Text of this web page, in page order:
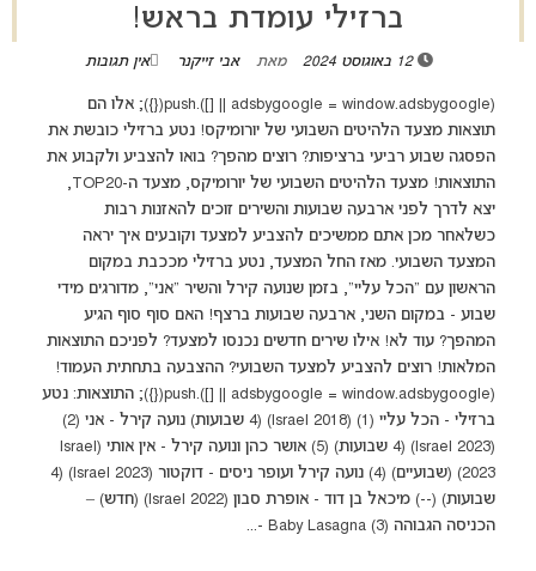
ברזילי עומדת בראש!
12 באוגוסט 2024 מאת אבי זייקנר אין תגובות
(adsbygoogle = window.adsbygoogle || []).push({}); אלו הם
תוצאות מצעד הלהיטים השבועי של יורומיקס! נטע ברזילי כובשת את
הפסגה שבוע רביעי ברציפות? רוצים מהפך? בואו להצביע ולקבוע את
התוצאות! מצעד הלהיטים השבועי של יורומיקס, מצעד ה-TOP20,
יצא לדרך לפני ארבעה שבועות והשירים זוכים להאזנות רבות
כשלאחר מכן אתם ממשיכים להצביע למצעד וקובעים איך יראה
המצעד השבועי. מאז החל המצעד, נטע ברזילי מככבת במקום
הראשון עם "הכל עליי", בזמן שנועה קירל והשיר "אני", מדורגים מידי
שבוע - במקום השני, ארבעה שבועות ברצף! האם סוף סוף הגיע
המהפך? עוד לא! אילו שירים חדשים נכנסו למצעד? לפניכם התוצאות
המלאות! רוצים להצביע למצעד השבועי? ההצבעה בתחתית העמוד!
(adsbygoogle = window.adsbygoogle || []).push({}); התוצאות: נטע
ברזילי - הכל עליי (1) (Israel 2018) (4 שבועות) נועה קירל - אני (2)
(Israel 2023) (4 שבועות) (5) אושר כהן ונועה קירל - אין אותי (Israel
2023) (שבועיים) (4) נועה קירל ועופר ניסים - דוקטור (Israel 2023) (4
שבועות) (--) מיכאל בן דוד - אופרת סבון (Israel 2022) (חדש) –
הכניסה הגבוהה (3) Baby Lasagna -...